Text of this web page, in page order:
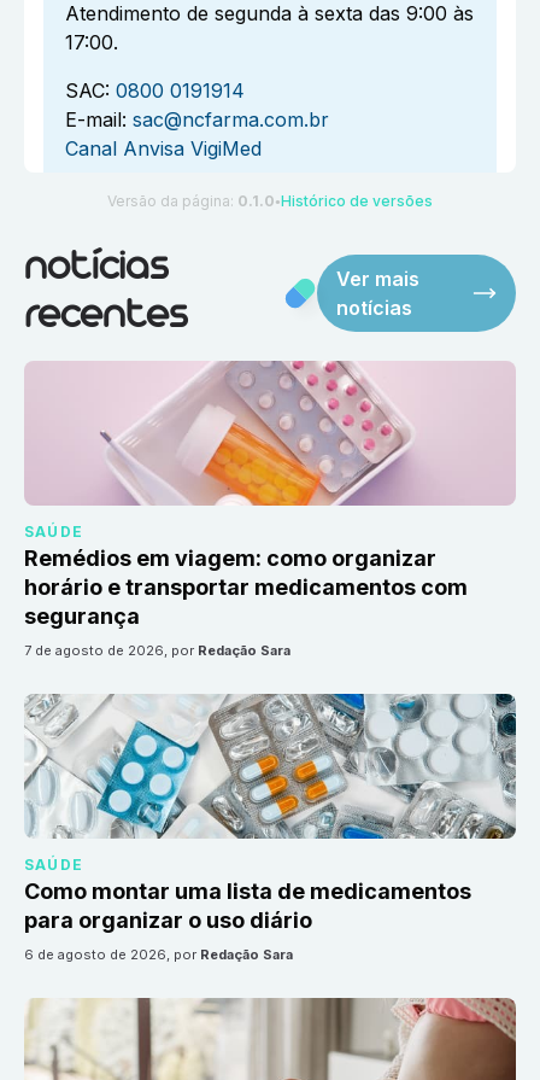
Atendimento de segunda à sexta das 9:00 às
17:00.
SAC: 0800 0191914
E-mail: sac@ncfarma.com.br
Canal Anvisa VigiMed
Versão da página: 0.1.0 ●Histórico de versões
notícias
recentes
Ver mais
notícias
SAÚDE
Remédios em viagem: como organizar
horário e transportar medicamentos com
segurança
7 de agosto de 2026, por Redação Sara
SAÚDE
Como montar uma lista de medicamentos
para organizar o uso diário
6 de agosto de 2026, por Redação Sara